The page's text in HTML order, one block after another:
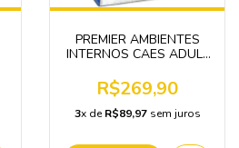
PREMIER AMBIENTES
INTERNOS CAES ADULT
R$269,90
3x deR$89,97sem juros